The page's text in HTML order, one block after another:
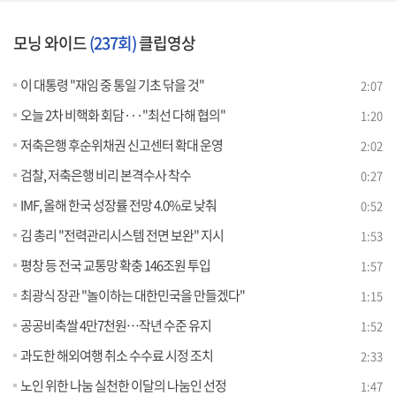
모닝 와이드(237회)클립영상
이 대통령 "재임 중 통일 기초 닦을 것" 2:07
오늘 2차 비핵화 회담···"최선 다해 협의" 1:20
저축은행 후순위채권 신고센터 확대 운영 2:02
검찰, 저축은행 비리 본격수사 착수 0:27
IMF, 올해 한국 성장률 전망 4.0%로 낮춰 0:52
김 총리 "전력관리시스템 전면 보완" 지시 1:53
평창 등 전국 교통망 확충 146조원 투입 1:57
최광식 장관 "놀이하는 대한민국을 만들겠다" 1:15
공공비축쌀 4만7천원…작년 수준 유지 1:52
과도한 해외여행 취소 수수료 시정 조치 2:33
노인 위한 나눔 실천한 이달의 나눔인 선정 1:47